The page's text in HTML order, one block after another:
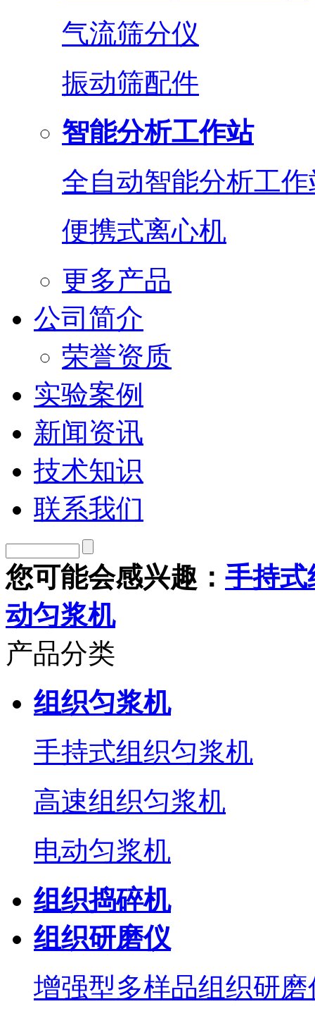
气流筛分仪
振动筛配件
智能分析工作站
全自动智能分析工作
便携式离心机
更多产品
公司简介
荣誉资质
实验案例
新闻资讯
技术知识
联系我们
您可能会感兴趣： 手持式
动匀浆机
产品分类
组织匀浆机
手持式组织匀浆机
高速组织匀浆机
电动匀浆机
组织捣碎机
组织研磨仪
增强型多样品组织研磨